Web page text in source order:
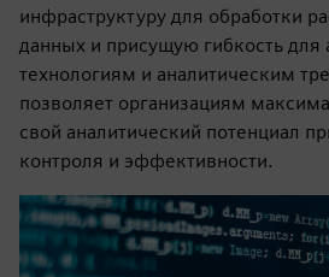
инфраструктуру для обработки
данных и присущую гибкость для
технологиям и аналитическим
позволяет организациям
свой аналитический потенциал
контроля и эффективности.